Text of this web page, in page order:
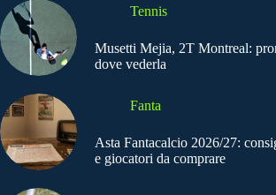
Tennis
Musetti Mejia, 2T Montreal:
dove vederla
Fanta
Asta Fantacalcio 2026/27:
e giocatori da comprare